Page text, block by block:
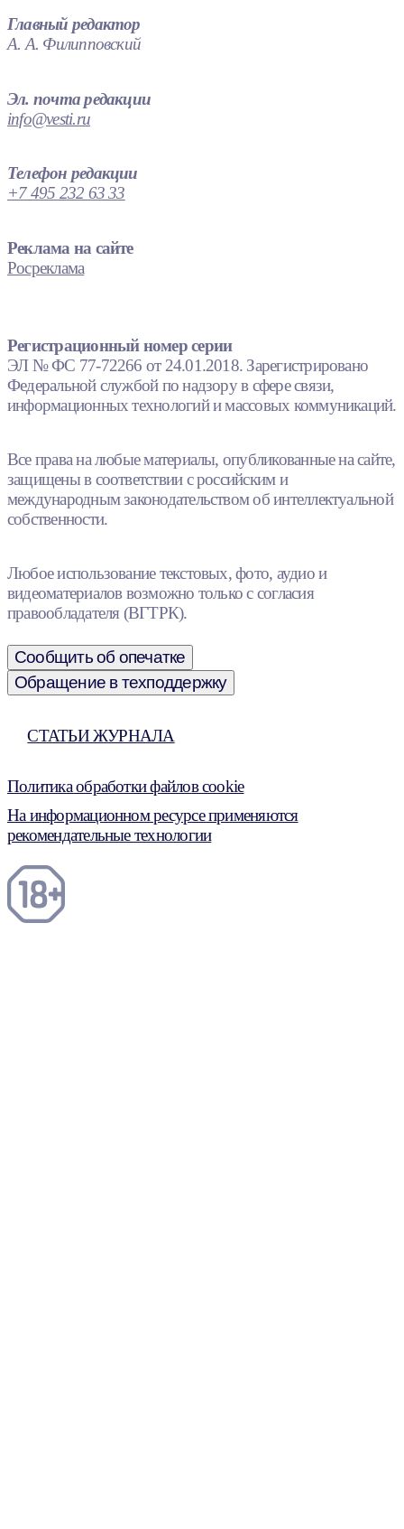
Главный редактор
А. А. Филипповский
Эл. почта редакции
info@vesti.ru
Телефон редакции
+7 495 232 63 33
Реклама на сайте
Росреклама
Регистрационный номер серии
ЭЛ № ФС 77-72266 от 24.01.2018. Зарегистрировано
Федеральной службой по надзору в сфере связи,
информационных технологий и массовых коммуникаций.
Все права на любые материалы, опубликованные на сайте,
защищены в соответствии с российским и
международным законодательством об интеллектуальной
собственности.
Любое использование текстовых, фото, аудио и
видеоматериалов возможно только с согласия
правообладателя (ВГТРК).
Сообщить об опечатке
Обращение в техподдержку
СТАТЬИ ЖУРНАЛА
Политика обработки файлов cookie
На информационном ресурсе применяются
рекомендательные технологии